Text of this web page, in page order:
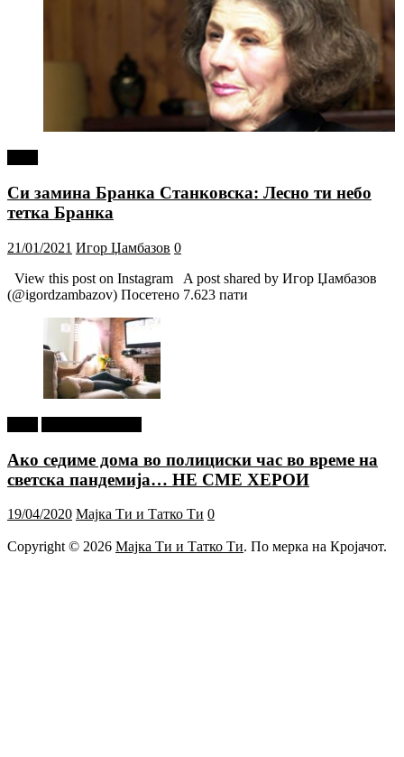
Си замина Бранка Станковска: Лесно ти небо
тетка Бранка
21/01/2021 Игор Џамбазов 0
View this post on Instagram A post shared by Игор Џамбазов
(@igordzambazov) Посетено 7.623 пати
Ако седиме дома во полициски час во време на
светска пандемија… НЕ СМЕ ХЕРОИ
19/04/2020 Мајка Ти и Татко Ти 0
Copyright © 2026 Мајка Ти и Татко Ти. По мерка на Кројачот.